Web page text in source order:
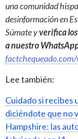
una comunidad
desinformación en
Súmate yverifica
a nuestro
Lee también:
Cuidado si recibes
diciéndote que no
Hampshire: las